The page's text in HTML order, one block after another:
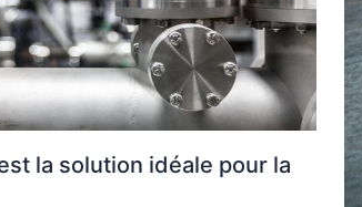
la solution idéale pour la